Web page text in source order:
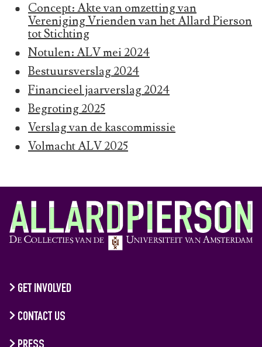
Concept: Akte van omzetting van
Vereniging Vrienden van het Allard Pierson
tot Stichting
Notulen: ALV mei 2024
Bestuursverslag 2024
Financieel jaarverslag 2024
Begroting 2025
Verslag van de kascommissie
Volmacht ALV 2025
GET INVOLVED
CONTACT US